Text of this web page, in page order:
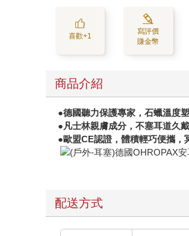
喜歡+1
寫評價
賺金幣
商品介紹
●德國聽力保護專家，石蠟溫度
●凡士林親膚成分，不塞耳道久
●歐盟CE認證，體積輕巧便攜，
配送方式